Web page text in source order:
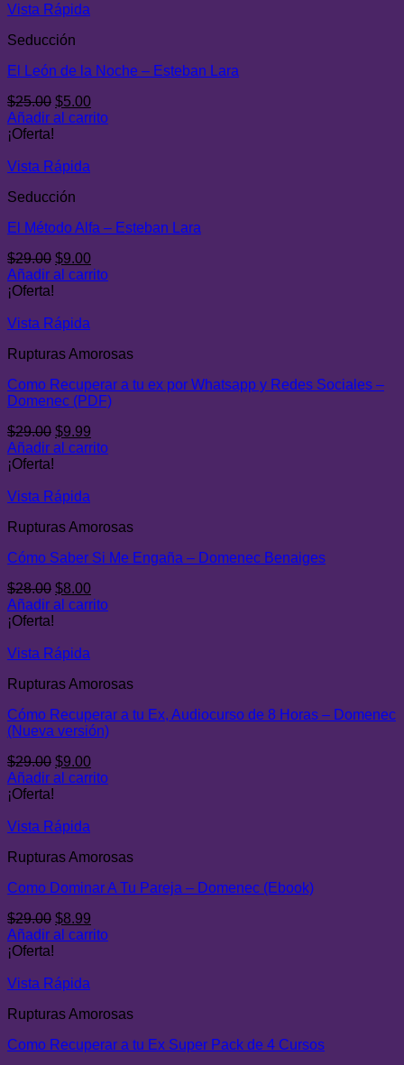
$28.00.
Vista Rápida
Seducción
El León de la Noche – Esteban Lara
$25.00 El
precio
$25.00.
$5.00El
precio
Añadir al carrito
¡Oferta!
Vista Rápida
Seducción
El Método Alfa – Esteban Lara
$29.00 El
precio
$29.00.
$9.00El
precio
Añadir al carrito
¡Oferta!
Vista Rápida
Rupturas Amorosas
Como Recuperar a tu ex por Whatsapp y Redes Sociales –
Domenec (PDF)
$29.00 El
precio
$29.00.
$9.99
precio
Añadir al carrito
¡Oferta!
Vista Rápida
Rupturas Amorosas
Cómo Saber Si Me Engaña – Domenec Benaiges
$28.00 El
precio
$28.00.
$8.00El
precio
Añadir al carrito
¡Oferta!
Vista Rápida
Rupturas Amorosas
Cómo Recuperar a tu Ex, Audiocurso de 8 Horas – Domenec
(Nueva versión)
$29.00 El
precio
$29.00.
$9.00El
precio
Añadir al carrito
¡Oferta!
Vista Rápida
Rupturas Amorosas
Como Dominar A Tu Pareja – Domenec (Ebook)
$29.00 El
precio
$29.00.
$8.99
precio
Añadir al carrito
¡Oferta!
Vista Rápida
Rupturas Amorosas
Como Recuperar a tu Ex Super Pack de 4 Cursos